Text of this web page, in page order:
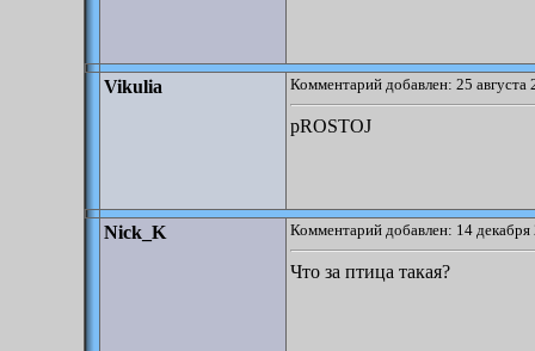
Vikulia Комментарий добавлен: 25 августа
pROSTOJ
Nick_K Комментарий добавлен: 14
Что за птица такая?